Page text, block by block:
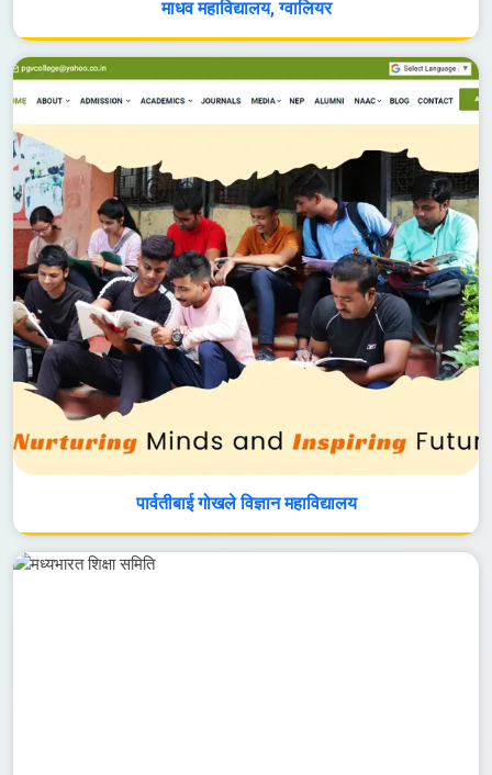
माधव महाविद्यालय, ग्वालियर
पार्वतीबाई गोखले विज्ञान महाविद्यालय